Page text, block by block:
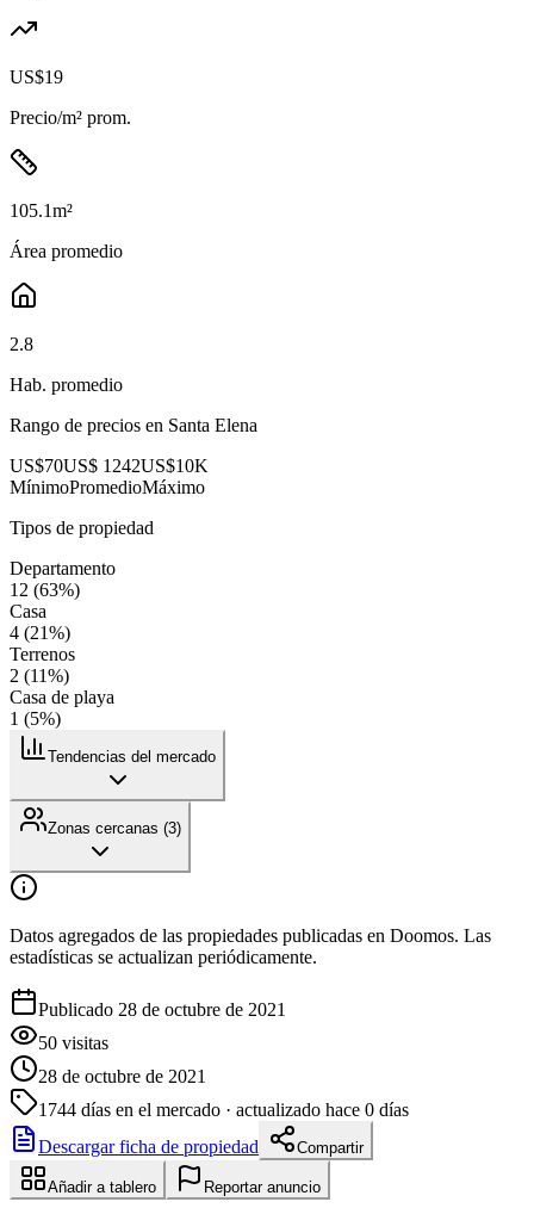
US$19
Precio/m² prom.
105.1m²
Área promedio
2.8
Hab. promedio
Rango de precios en Santa Elena
US$70US$ 1242US$10K
MínimoPromedioMáximo
Tipos de propiedad
Departamento
12 (63%)
Casa
4 (21%)
Terrenos
2 (11%)
Casa de playa
1 (5%)
Tendencias del mercado
Zonas cercanas (3)
Datos agregados de las propiedades publicadas en Doomos. Las
estadísticas se actualizan periódicamente.
Publicado 28 de octubre de 2021
50 visitas
28 de octubre de 2021
1744 días en el mercado · actualizado hace 0 días
Descargar ficha de propiedad
Compartir
Añadir a tablero Reportar anuncio